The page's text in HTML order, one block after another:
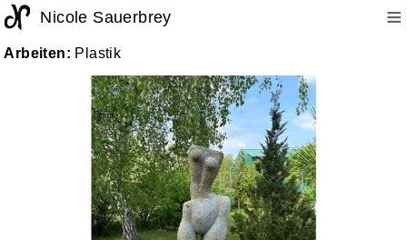
Nicole Sauerbrey ≡
Arbeiten: Plastik